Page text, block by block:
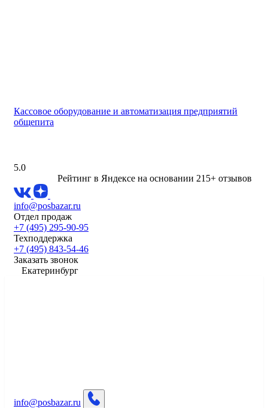
Кассовое оборудование и автоматизация предприятий
общепита
5.0
Рейтинг в Яндексе на основании 215+ отзывов
info@posbazar.ru
Отдел продаж
+7 (495) 295-90-95
Техподдержка
+7 (495) 843-54-46
Заказать звонок
Екатеринбург
info@posbazar.ru